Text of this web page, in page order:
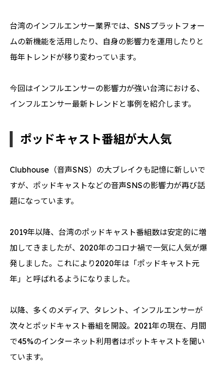
台湾のインフルエンサー業界では、SNSプラットフォー
ムの新機能を活用したり、自身の影響力を運用したりと
毎年トレンドが移り変わっています。
今回はインフルエンサーの影響力が強い台湾における、
インフルエンサー最新トレンドと事例を紹介します。
ポッドキャスト番組が大人気
Clubhouse（音声SNS）の大ブレイクも記憶に新しいで
すが、ポッドキャストなどの音声SNSの影響力が再び話
題になっています。
2019年以降、台湾のポッドキャスト番組数は安定的に増
加してきましたが、2020年のコロナ禍で一気に人気が爆
発しました。これにより2020年は「ポッドキャスト元
年」と呼ばれるようになりました。
以降、多くのメディア、タレント、インフルエンサーが
次々とポッドキャスト番組を開設。2021年の現在、月間
で45%のインターネット利用者はポットキャストを聞い
ています。